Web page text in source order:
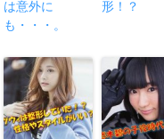
は意外に
も・・・。
形！？